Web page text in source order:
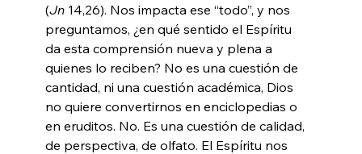
(Jn 14,26). Nos impacta ese “todo”, y nos
preguntamos, ¿en qué sentido el Espíritu
da esta comprensión nueva y plena a
quienes lo reciben? No es una cuestión de
cantidad, ni una cuestión académica, Dios
no quiere convertirnos en enciclopedias o
en eruditos. No. Es una cuestión de calidad,
de perspectiva, de olfato. El Espíritu nos